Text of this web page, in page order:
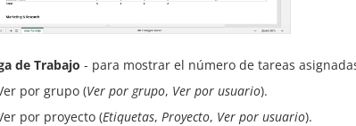
de Trabajo - para mostrar el número de tareas
por grupo (Ver por grupo, Ver por usuario).
por proyecto (Etiquetas, Proyecto, Ver por usuario).